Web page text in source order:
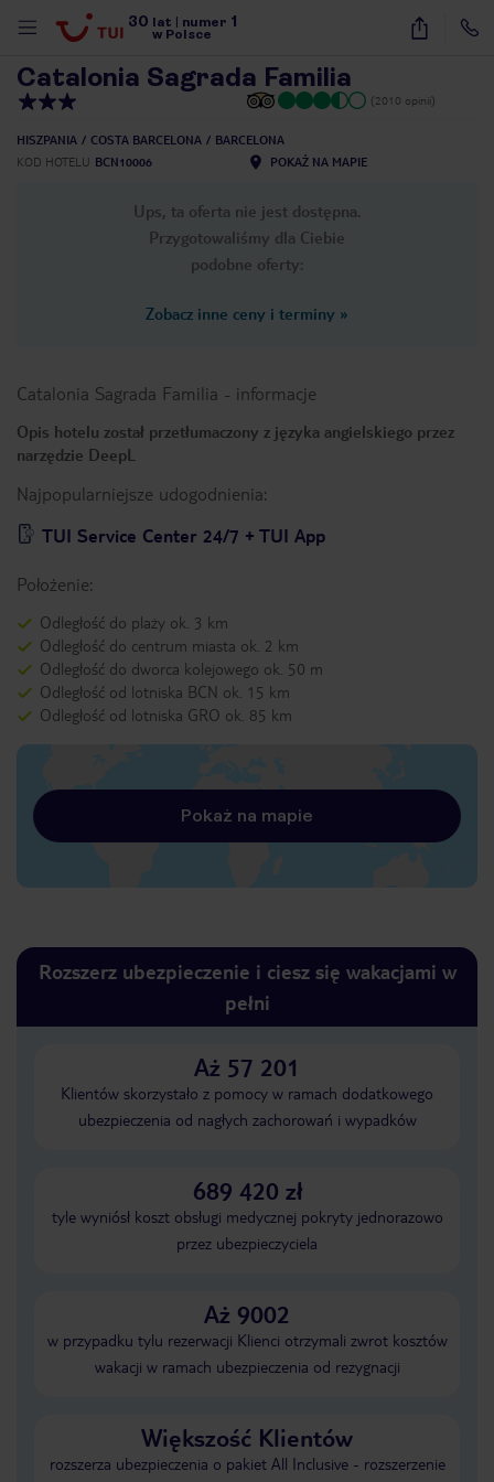
30 lat numer 1
w Polsce
30
Catalonia Sagrada Familia
(2010 opinii)
HISZPANIA COSTA BARCELONA
BARCELONA
KOD HOTELU BCN10006 POKAŻ NA MAPIE
Ups, ta oferta nie jest dostępna.
Przygotowaliśmy dla Ciebie
podobne oferty:
Zobacz inne ceny i terminy »
Catalonia Sagrada Familia - informacje
Opis hotelu został przetłumaczony z języka angielskiego przez
narzędzie DeepL
Najpopularniejsze udogodnienia:
TUI Service Center 24/7 + TUI App
Położenie:
Odległość do plaży ok. 3 km
Odległość do centrum miasta ok. 2 km
Odległość do dworca kolejowego ok. 50 m
Odległość od lotniska BCN ok. 15 km
Odległość od lotniska GRO ok. 85 km
Pokaż na mapie
Rozszerz ubezpieczenie i ciesz się wakacjami w
pełni
Aż 57 201
Klientów skorzystało z pomocy w ramach dodatkowego
ubezpieczenia od nagłych zachorowań i wypadków
689 420 zł
tyle wyniósł koszt obsługi medycznej pokryty jednorazowo
przez ubezpieczyciela
Aż 9002
w przypadku tylu rezerwacji Klienci otrzymali zwrot kosztów
wakacji w ramach ubezpieczenia od rezygnacji
Większość Klientów
rozszerza ubezpieczenia o pakiet All Inclusive - rozszerzenie